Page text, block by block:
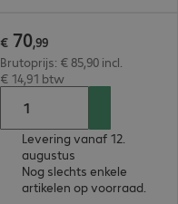
€ 70,99
Brutoprijs: € 85,90 incl.
€ 14,91 btw
Levering vanaf 12.
augustus
Nog slechts enkele
artikelen op voorraad.